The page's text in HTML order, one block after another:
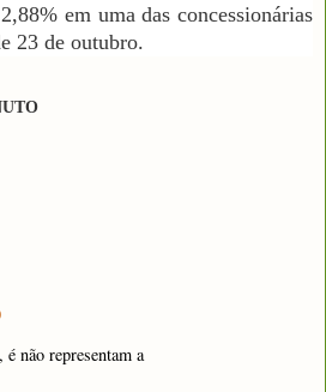
em uma das concessionárias
23 de outubro.
não representam a